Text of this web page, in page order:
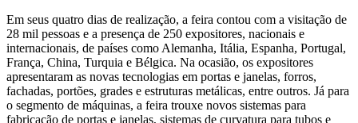
Em seus quatro dias de realização, a feira contou com a visitação de
28 mil pessoas e a presença de 250 expositores, nacionais e
internacionais, de países como Alemanha, Itália, Espanha, Portugal,
França, China, Turquia e Bélgica. Na ocasião, os expositores
apresentaram as novas tecnologias em portas e janelas, forros,
fachadas, portões, grades e estruturas metálicas, entre outros. Já para
o segmento de máquinas, a feira trouxe novos sistemas para
fabricação de portas e janelas, sistemas de curvatura para tubos e